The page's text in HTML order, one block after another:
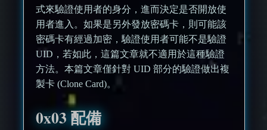
式來驗證使用者的身分，進而決定是否開放使
用者進入。如果是另外發放密碼卡，則可能該
密碼卡有經過加密，驗證使用者可能不是驗證
UID，若如此，這篇文章就不適用於這種驗證
方法。本篇文章僅針對 UID 部分的驗證做出複
製卡 (Clone Card)。
0x03 配備